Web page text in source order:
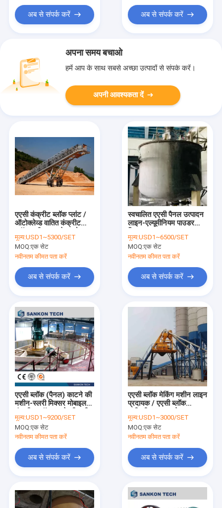
उत्पादों
अब से संपर्क करें अब से संपर्क करें
अपना समय बचाओ
हमें आप के साथ सबसे अच्छा उत्पादों से संपर्क करें।
अपनी आवश्यकता दें
एएसी कंक्रीट ब्लॉक प्लांट /
ऑटोक्लेव्ड वातित कंक्रीट
कंक्रीट ब्लॉक बनाने की मशीन
मूल्य:USD1~5300/SET
MOQ:एक सेट
नवीनतम कीमत पता करें
अब से संपर्क करें
स्वचालित एएसी पैनल उत्पादन
लाइन-एल्यूमीनियम पाउडर
मूल्य:USD1~6500/SET
MOQ:एक सेट
नवीनतम कीमत पता करें
अब से संपर्क करें
एएसी ब्लॉक (पैनल) काटने की
मशीन-स्लरी मिक्सर मोबाइल
मूल्य:USD1~9200/SET
MOQ:एक सेट
नवीनतम कीमत पता करें
अब से संपर्क करें
एएसी ब्लॉक मेकिंग मशीन लाइन
प्रदायक / एएसी ब्लॉक
मूल्य:USD1~3000/SET
MOQ:एक सेट
नवीनतम कीमत पता करें
अब से संपर्क करें